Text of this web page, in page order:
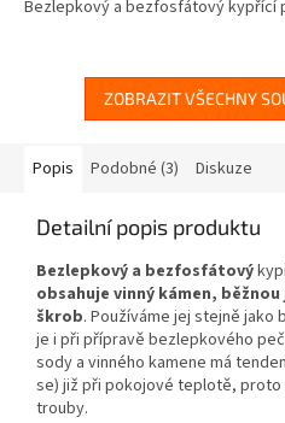
Bezlepkový a bezfosfátový kypřící
ZOBRAZIT VŠECHNY
Popis Podobné (3) Diskuze
Detailní popis produktu
Bezlepkový a bezfosfátový
obsahuje vinný kámen,
škrob. Používáme jej stejně
je i při přípravě bezlepkového
sody a vinného kamene má
se) již při pokojové teplotě,
trouby.